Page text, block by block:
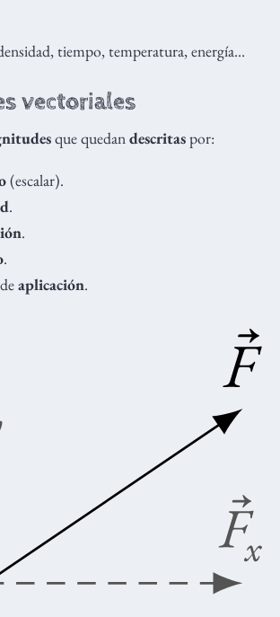
tiempo, temperatura, energía…
vectoriales
que quedandescritaspor:
(escalar).
.
.
.
deaplicación.